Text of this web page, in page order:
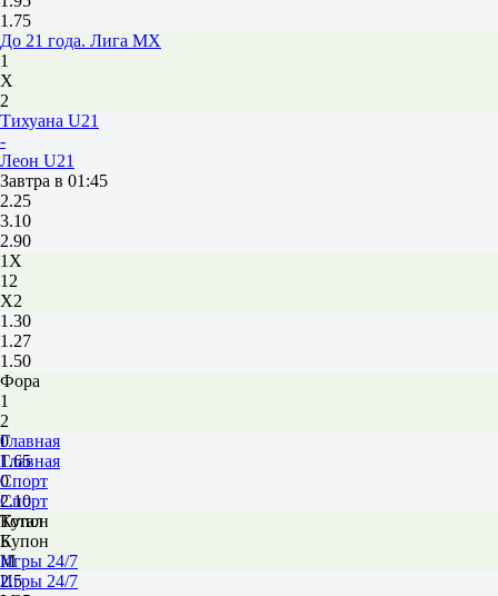
1.75
До 21 года. Лига MX
1
Х
2
Тихуана U21
-
Леон U21
Завтра в 01:45
2.25
3.10
2.90
1X
12
X2
1.30
1.27
1.50
Фора
1
2
0
1.65
0
2.10
Тотал
Б
М
2.5
Главная
Главная
Спорт
Спорт
Купон
Купон
Игры 24/7
Игры 24/7